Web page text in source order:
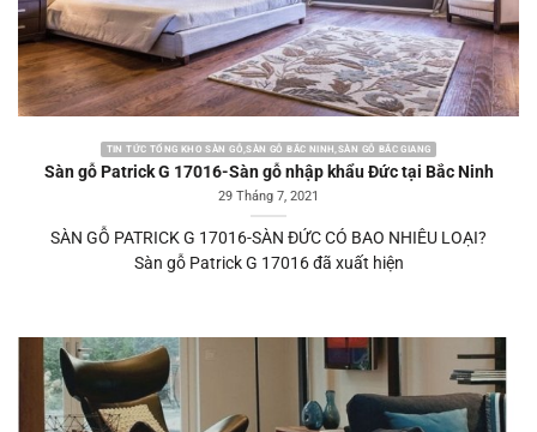
TIN TỨC TỔNG KHO SÀN GỖ,SÀN GỖ BẮC NINH,SÀN GỖ BẮC GIANG
Sàn gỗ Patrick G 17016-Sàn gỗ nhập khẩu Đức tại Bắc Ninh
29 Tháng 7, 2021
SÀN GỖ PATRICK G 17016-SÀN ĐỨC CÓ BAO NHIÊU LOẠI?
Sàn gỗ Patrick G 17016 đã xuất hiện